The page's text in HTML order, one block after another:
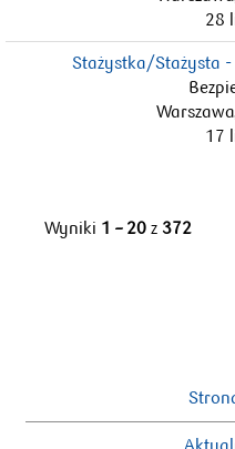
28
Stażystka/Stażysta
17
Wyniki 1 – 20 z 372